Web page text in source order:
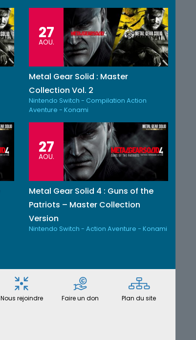
27
AOU.
Metal Gear Solid : Master
Collection Vol. 2
Nintendo Switch - Compilation Action
Aventure - Konami
27
AOU.
Metal Gear Solid 4 : Guns of the
Patriots – Master Collection
Version
Nintendo Switch - Action Aventure - Konami
Nous rejoindre Faire un don Plan du site